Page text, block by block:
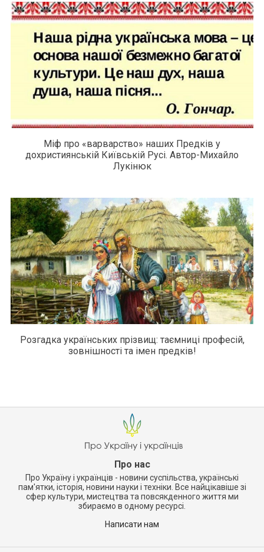
Міф про «варварство» наших Предків у
дохристиянській Київській Русі. Автор-Михайло
Лукінюк
Розгадка українських прізвищ: таємниці професій,
зовнішності та імен предків!
Про нас
Про Україну і українців - новини суспільства, українські
пам'ятки, історія, новини науки і техніки. Все найцікавіше зі
сфер культури, мистецтва та повсякденного життя ми
збираємо в одному ресурсі.
Написати нам